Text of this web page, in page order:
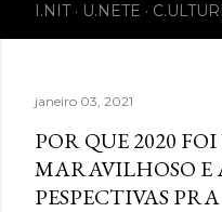
I.NIT U.NETE
janeiro 03, 2021
POR QUE 2020
MARAVILHOSO E
PESPECTIVAS